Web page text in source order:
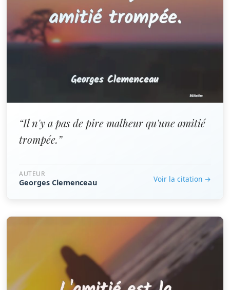
“Il n'y a pas de pire malheur qu'une amitié
trompée.”
AUTEUR
Georges Clemenceau Voir la citation →